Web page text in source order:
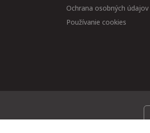
Ochrana osobných údajov
Používanie cookies